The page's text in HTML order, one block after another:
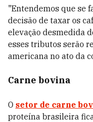
"Entendemos que se
decisão de taxar os
elevação desmedida
esses tributos serão
americana no ato da
Carne bovina
O setor de carne
proteína brasileira